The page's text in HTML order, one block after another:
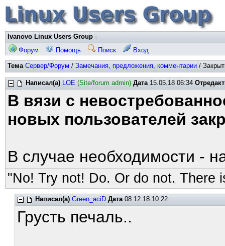
Ivanovo Linux Users Group -
Форум
Помощь Поиск Вход
Тема Сервер/Форум / Замечания, предложения, комментарии /
Написал(а) LOE (Site/forum admin) Дата15.05.18 06:34
В вязи с
новых пользователей
В случае необходимости -
"No! Try not! Do. Or do not. There
Написал(а) Green_aciD Дата08.12.18 10:22
Грусть печаль..